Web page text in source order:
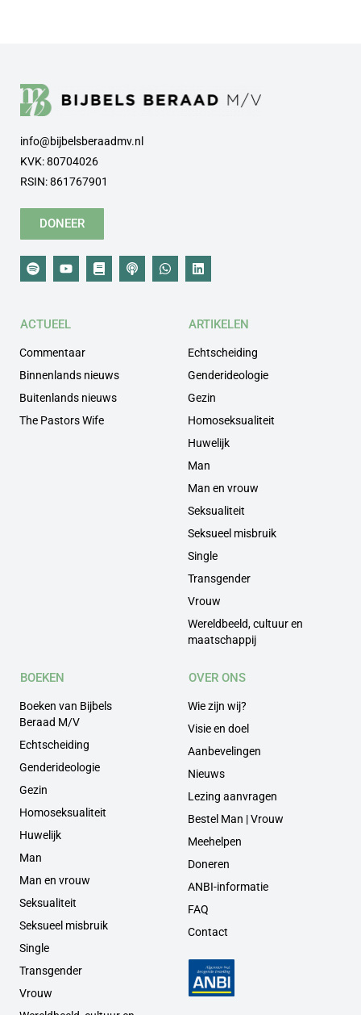
info@bijbelsberaadmv.nl
KVK: 80704026
RSIN: 861767901
DONEER
ACTUEEL
Commentaar
Binnenlands nieuws
Buitenlands nieuws
The Pastors Wife
ARTIKELEN
Echtscheiding
Genderideologie
Gezin
Homoseksualiteit
Huwelijk
Man
Man en vrouw
Seksualiteit
Seksueel misbruik
Single
Transgender
Vrouw
Wereldbeeld, cultuur en
maatschappij
BOEKEN
Boeken van Bijbels
Beraad M/V
Echtscheiding
Genderideologie
Gezin
Homoseksualiteit
Huwelijk
Man
Man en vrouw
Seksualiteit
Seksueel misbruik
Single
Transgender
Vrouw
OVER ONS
Wie zijn wij?
Visie en doel
Aanbevelingen
Nieuws
Lezing aanvragen
Bestel Man | Vrouw
Meehelpen
Doneren
ANBI-informatie
FAQ
Contact